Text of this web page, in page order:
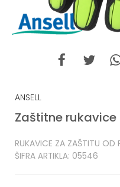
ANSELL
Zaštitne rukavice
RUKAVICE ZA ZAŠTITU OD
ŠIFRA ARTIKLA: 05546